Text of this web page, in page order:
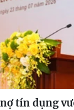
nợ tín dụng